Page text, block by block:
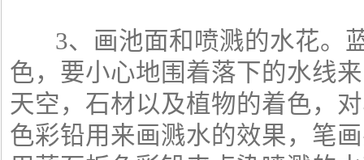
3、画池面和喷溅的水花。
色，要小心地围着落下的水线
天空，石材以及植物的着色，
色彩铅用来画溅水的效果，笔